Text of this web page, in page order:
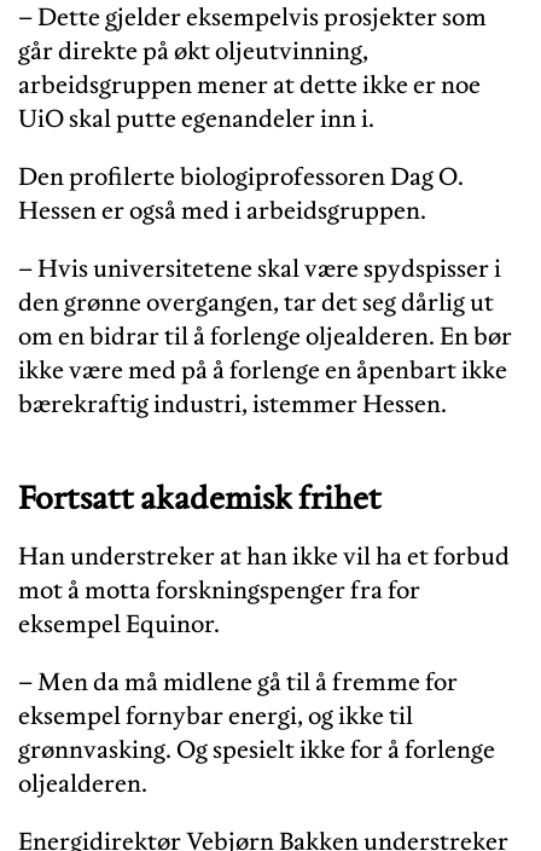
– Dette gjelder eksempelvis prosjekter som
går direkte på økt oljeutvinning,
arbeidsgruppen mener at dette ikke er noe
UiO skal putte egenandeler inn i.
Den profilerte biologiprofessoren Dag O.
Hessen er også med i arbeidsgruppen.
– Hvis universitetene skal være spydspisser i
den grønne overgangen, tar det seg dårlig ut
om en bidrar til å forlenge oljealderen. En bør
ikke være med på å forlenge en åpenbart ikke
bærekraftig industri, istemmer Hessen.
Fortsatt akademisk frihet
Han understreker at han ikke vil ha et forbud
mot å motta forskningspenger fra for
eksempel Equinor.
– Men da må midlene gå til å fremme for
eksempel fornybar energi, og ikke til
grønnvasking. Og spesielt ikke for å forlenge
oljealderen.
Energidirektør Vebjørn Bakken understreker